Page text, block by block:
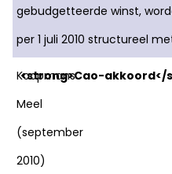
gebudgetteerde winst,
per 1 juli 2010 structureel
Koopmans
Meel
(september
2010)